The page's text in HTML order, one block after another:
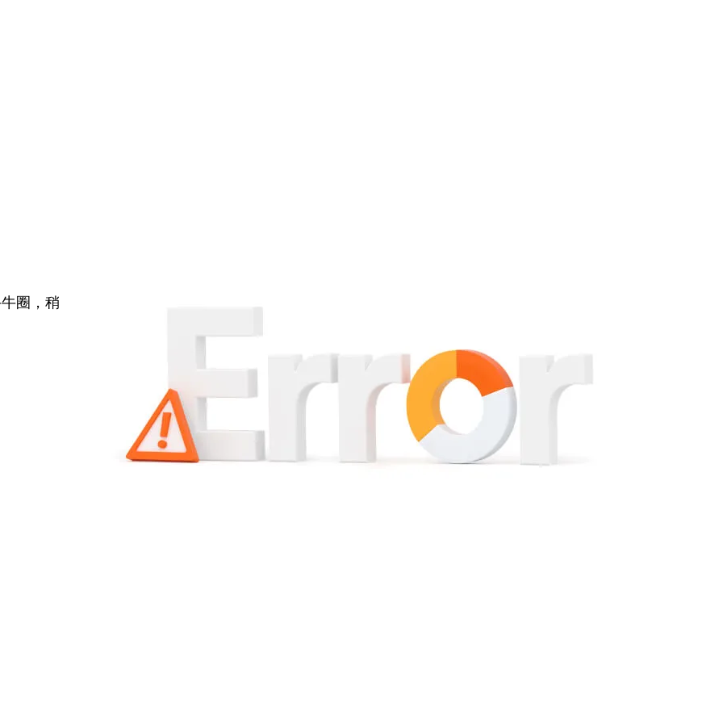
圈，稍